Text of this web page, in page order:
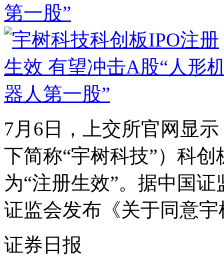
第一股”
7月6日，上交所官网显
下简称“宇树科技”）科
为“注册生效”。据中国
证监会发布《关于同意宇
证券日报